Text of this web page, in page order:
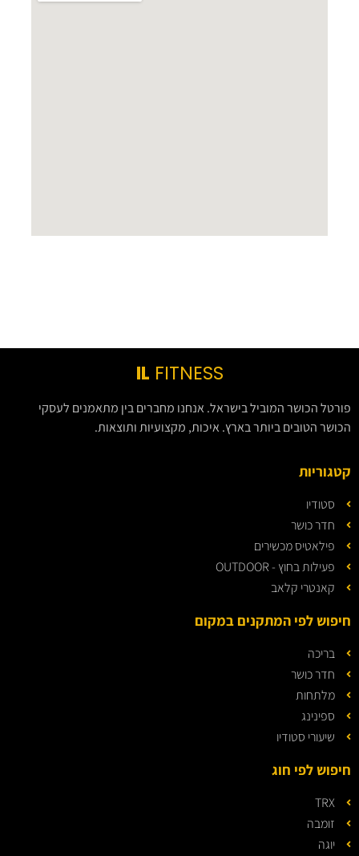
IL FITNESS
פורטל הכושר המוביל בישראל. אנחנו מחברים בין מתאמנים לעסקי
הכושר הטובים ביותר בארץ. איכות, מקצועיות ותוצאות.
קטגוריות
סטודיו
חדר כושר
פילאטיס מכשירים
פעילות בחוץ - OUTDOOR
קאנטרי קלאב
חיפוש לפי המתקנים במקום
בריכה
חדר כושר
מלתחות
ספינינג
שיעורי סטודיו
חיפוש לפי חוג
TRX
זומבה
יוגה